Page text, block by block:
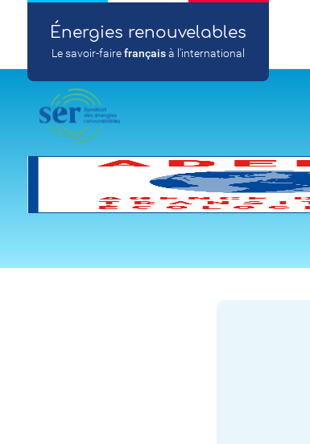
Énergies renouvelables
Le savoir-fairefrançaisà l'international